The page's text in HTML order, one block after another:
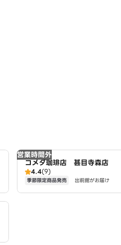
営業時間外
コメダ珈琲店 甚目寺森店
4.4(9)
季節限定商品発売 出前館がお届け